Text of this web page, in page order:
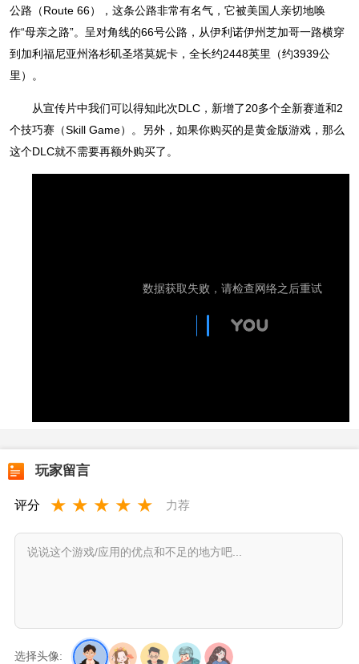
公路（Route 66），这条公路非常有名气，它被美国人亲切地唤
作“母亲之路”。呈对角线的66号公路，从伊利诺伊州芝加哥一路横穿
到加利福尼亚州洛杉矶圣塔莫妮卡，全长约2448英里（约3939公
里）。
从宣传片中我们可以得知此次DLC，新增了20多个全新赛道和2
个技巧赛（Skill Game）。另外，如果你购买的是黄金版游戏，那么
这个DLC就不需要再额外购买了。
玩家留言
评分 ★ ★ ★ ★ ★ 力荐
选择头像: